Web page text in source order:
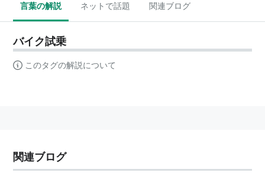
言葉の解説 ネットで話題 関連ブログ
バイク試乗
このタグの解説について
関連ブログ